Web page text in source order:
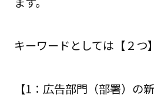
キーワードとしては【２つ
【1：広告部門（部署）の